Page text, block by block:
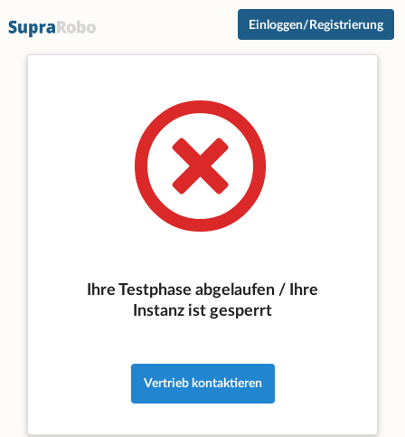
Einloggen/Registrierung
Ihre Testphase abgelaufen / Ihre
Instanz ist gesperrt
Vertrieb kontaktieren